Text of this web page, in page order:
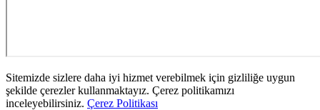
Sitemizde sizlere daha iyi hizmet verebilmek için gizliliğe uygun
şekilde çerezler kullanmaktayız. Çerez politikamızı
inceleyebilirsiniz. Çerez Politikası